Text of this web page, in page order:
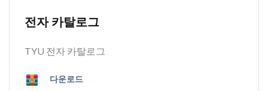
전자 카탈로그
TYU 전자 카탈로그
다운로드